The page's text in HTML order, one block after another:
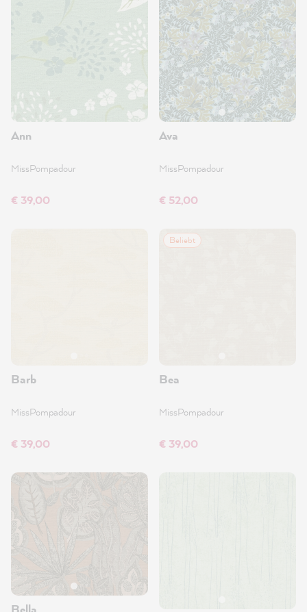
Ann
MissPompadour
€ 39,00
Ava
MissPompadour
€ 52,00
Barb
MissPompadour
€ 39,00
Beliebt
Bea
MissPompadour
€ 39,00